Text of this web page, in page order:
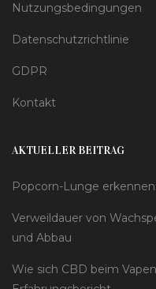
Nutzungsbedingungen
Datenschutzrichtlinie
GDPR
Kontakt
AKTUELLER BEITRAG
Popcorn-Lunge
Verweildauer von
und Abbau
Wie sich CBD beim